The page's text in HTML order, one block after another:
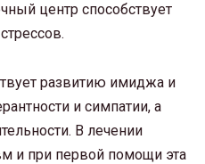
центр способствует
развитию имиджа и
и симпатии, а
В лечении
и при первой помощи эта